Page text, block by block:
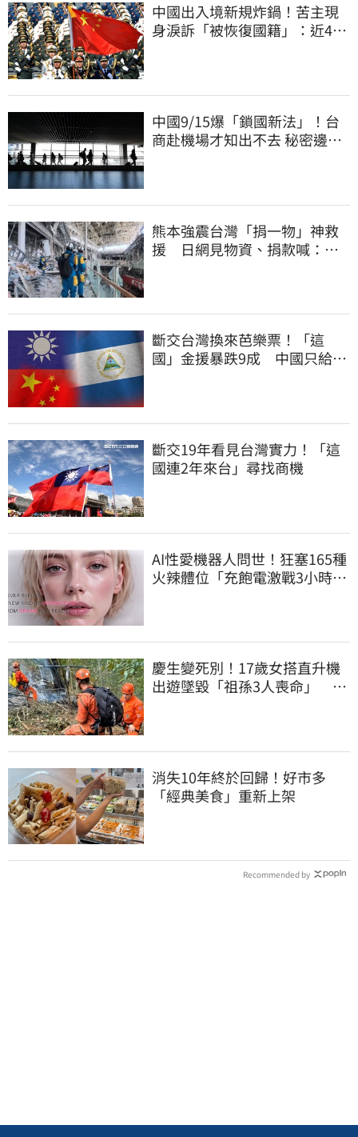
中國出入境新規炸鍋！苦主現
身淚訴「被恢復國籍」：近4億
中國9/15爆「鎖國新法」！台
商赴機場才知出不去 秘密邊控
熊本強震台灣「捐一物」神救
援 日網見物資、捐款喊：給
斷交台灣換來芭樂票！「這
國」金援暴跌9成 中國只給26
斷交19年看見台灣實力！「這
國連2年來台」尋找商機
AI性愛機器人問世！狂塞165種
火辣體位「充飽電激戰3小時」
慶生變死別！17歲女搭直升機
出遊墜毀「祖孫3人喪命」 家
消失10年終於回歸！好市多
「經典美食」重新上架
Recommended by